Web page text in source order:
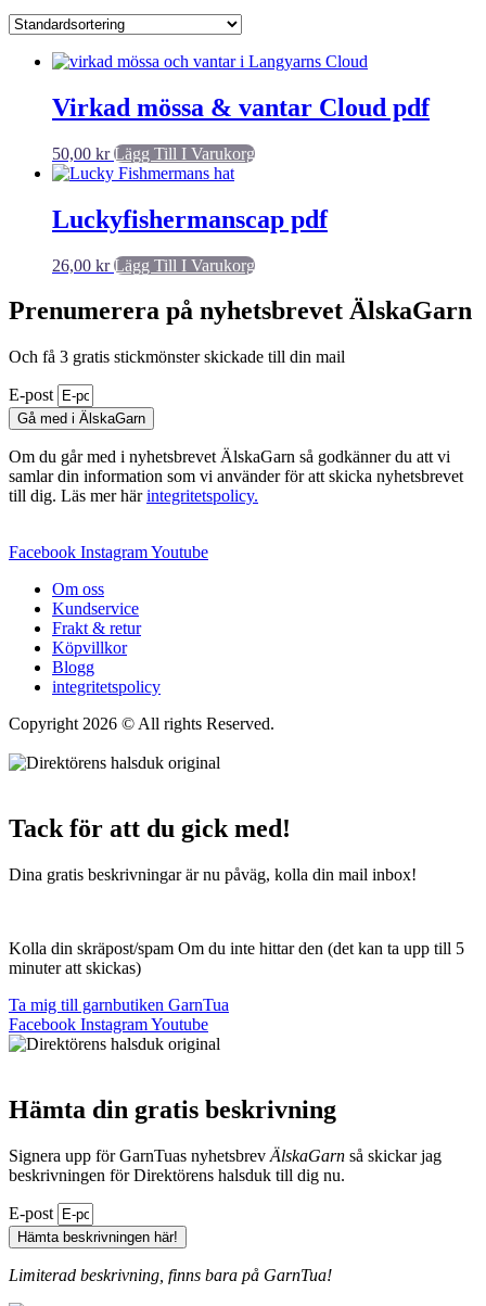
Virkad mössa & vantar Cloud pdf
50,00 kr Lägg Till I Varukorg
Luckyfishermanscap pdf
26,00 kr Lägg Till I Varukorg
Prenumerera på nyhetsbrevet ÄlskaGarn
Och få 3 gratis stickmönster skickade till din mail
E-post
Gå med i ÄlskaGarn
Om du går med i nyhetsbrevet ÄlskaGarn så godkänner du att vi
samlar din information som vi använder för att skicka nyhetsbrevet
till dig. Läs mer härintegritetspolicy.
Facebook InstagramYoutube
Om oss
Kundservice
Frakt & retur
Köpvillkor
Blogg
integritetspolicy
Copyright 2026 © All rights Reserved.
Tack för att du gick med!
Dina gratis beskrivningar är nu påväg, kolla din mail inbox!
Kolla din skräpost/spam Om du inte hittar den (det kan ta upp till 5
minuter att skickas)
Ta mig till garnbutiken GarnTua
Facebook InstagramYoutube
Hämta din gratis beskrivning
Signera upp för GarnTuas nyhetsbrev ÄlskaGarn så skickar jag
beskrivningen för Direktörens halsduk till dig nu.
E-post
Hämta beskrivningen här!
Limiterad beskrivning, finns bara på GarnTua!